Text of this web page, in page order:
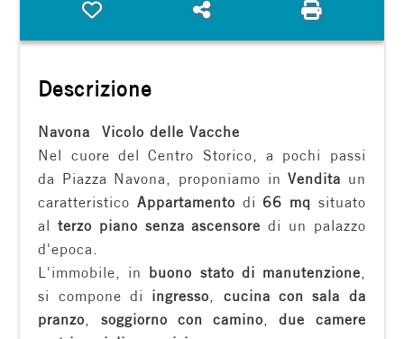
Preferiti: Cod. rif. 1298
Condividi Stampa:
Descrizione
Navona  Vicolo delle Vacche
Nel cuore del Centro Storico, a pochi passi
da Piazza Navona, proponiamo inVendita un
caratteristicoAppartamento di 66 mq situato
alterzo piano senza ascensore di un palazzo
d'epoca.
L'immobile, in buono stato di manutenzione,
si compone di ingresso, cucina con sala da
pranzo, soggiorno con camino,due camere
Tipologia
multiscelta
Qualsiasi
Residenziali